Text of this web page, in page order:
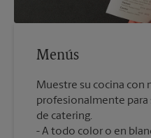
Menús
Muestre su cocina con
profesionalmente para
de catering.
A todo color o en